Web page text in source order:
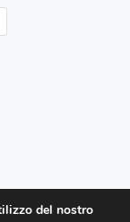
del nostro